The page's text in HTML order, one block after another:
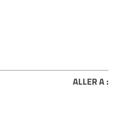
ALLER A :